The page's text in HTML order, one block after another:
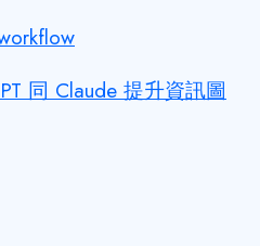
同 Claude 提升資訊圖